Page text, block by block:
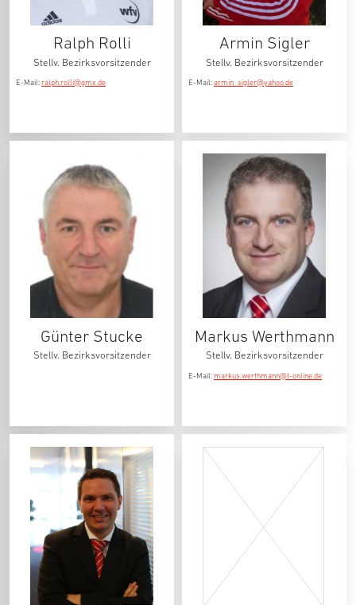
Ralph Rolli
Stellv. Bezirksvorsitzender
E-Mail: ralph.rolli@gmx.de
Armin Sigler
Stellv. Bezirksvorsitzender
E-Mail:armin_sigler@yahoo.de
Günter Stucke
Stellv. Bezirksvorsitzender
Markus Werthmann
Stellv. Bezirksvorsitzender
E-Mail: markus.werthmann@t-online.de